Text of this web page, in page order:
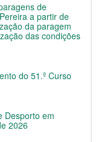
de
a partir de
da paragem
das condições
do 51.º Curso
Desporto em
2026